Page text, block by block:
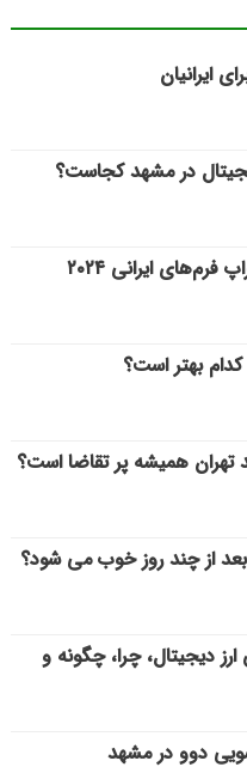
ایرانیان
در مشهد کجاست؟
ایرانی ۲۰۲۴
کدام بهتر است؟
همیشه پر تقاضا است؟
از چند روز خوب می‌ شود؟
دیجیتال، چرا، چگونه و
دوو در مشهد